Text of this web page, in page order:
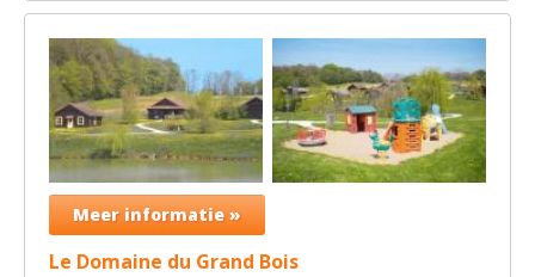
Meer informatie »
Le Domaine du Grand Bois